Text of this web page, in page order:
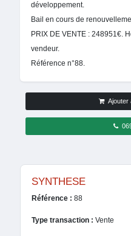
développement.
Bail en cours de
PRIX DE VENTE : 248951€.
vendeur.
Référence n°88.
Ajouter
SYNTHESE
Référence : 88
Type transaction : Vente